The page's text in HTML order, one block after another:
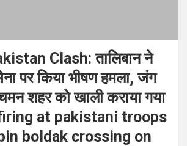
Clash: तालिबान ने
पर किया भीषण हमला, जंग
शहर को खाली कराया गया
at pakistani troops
boldak crossing on